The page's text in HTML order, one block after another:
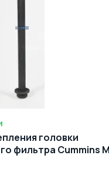
головки
фильтра Cummins